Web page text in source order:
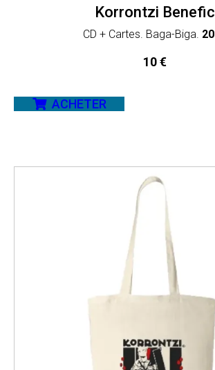
Korrontzi Benefic
CD + Cartes. Baga-Biga.
10€
ACHETER